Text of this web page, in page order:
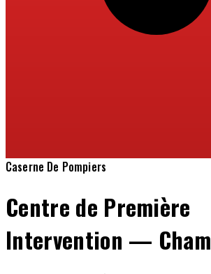
Caserne De Pompiers
Centre de Première
Intervention —